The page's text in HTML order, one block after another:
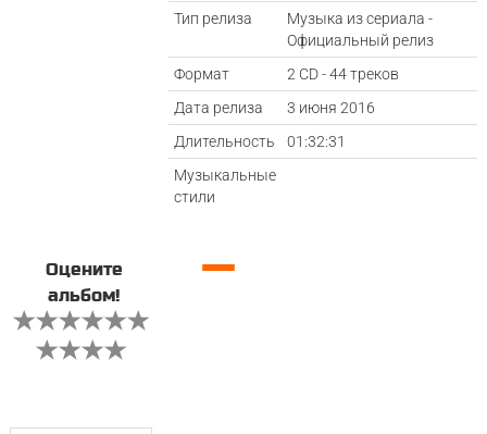
Тип релиза
Музыка из сериала -
Официальный релиз
Формат
2 CD - 44 треков
Дата релиза
3 июня 2016
Длительность
01:32:31
Музыкальные
стили
Оцените
альбом!
—